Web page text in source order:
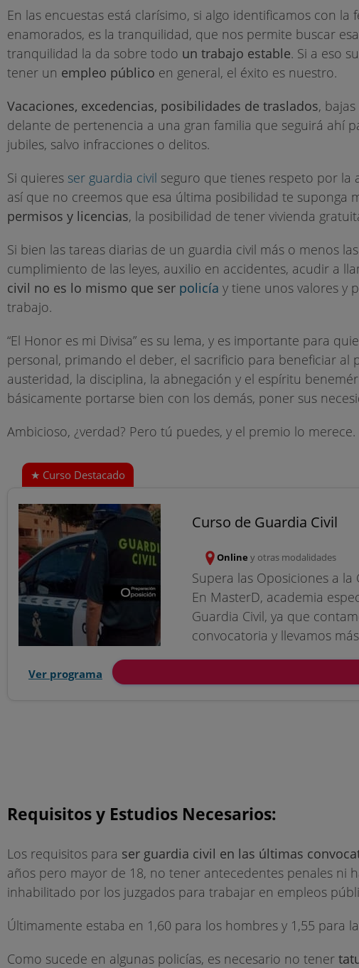
En las encuestas está clarísimo, si algo identificamos con
enamorados, es la tranquilidad, que nos permite buscar
tranquilidad la da sobre todo un trabajo estable. Si a eso
tener un empleo público en general, el éxito es nuestro.
Vacaciones, excedencias, posibilidades de traslados,
delante de pertenencia a una gran familia que seguirá ahí
jubiles, salvo infracciones o delitos.
Si quieres ser guardia civil seguro que tienes respeto por la
así que no creemos que esa última posibilidad te suponga
permisos y licencias, la posibilidad de tener vivienda
Si bien las tareas diarias de un guardia civil más o menos
cumplimiento de las leyes, auxilio en accidentes, acudir a
civil no es lo mismo que ser policía y tiene unos valores y
trabajo.
“El Honor es mi Divisa” es su lema, y es importante para
personal, primando el deber, el sacrificio para beneficiar al
austeridad, la disciplina, la abnegación y el espíritu
básicamente portarse bien con los demás, poner sus
Ambicioso, ¿verdad? Pero tú puedes, y el premio lo merece.
Curso de Guardia Civil
Online y otras modalidades
Supera las Oposiciones a
En MasterD, academia
Guardia Civil, ya que
convocatoria y llevamos
Ver programa
Requisitos y Estudios Necesarios:
Los requisitos para ser guardia civil en las últimas
años pero mayor de 18, no tener antecedentes penales
inhabilitado por los juzgados para trabajar en empleos
Últimamente estaba en 1,60 para los hombres y 1,55 para
Como sucede en algunas policías, es necesario no tener